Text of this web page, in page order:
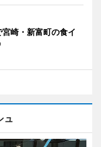
崎・新富町の食イ
ュ